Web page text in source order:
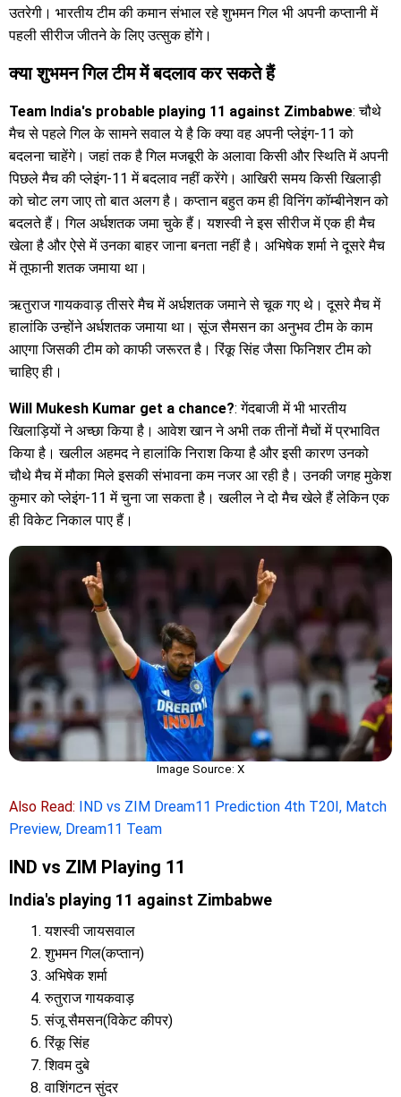
उतरेगी। भारतीय टीम की कमान संभाल रहे शुभमन गिल भी अपनी कप्तानी में
पहली सीरीज जीतने के लिए उत्सुक होंगे।
क्या शुभमन गिल टीम में बदलाव कर सकते हैं
Team India's probable playing 11 against Zimbabwe: चौथे
मैच से पहले गिल के सामने सवाल ये है कि क्या वह अपनी प्लेइंग-11 को
बदलना चाहेंगे। जहां तक है गिल मजबूरी के अलावा किसी और स्थिति में अपनी
पिछले मैच की प्लेइंग-11 में बदलाव नहीं करेंगे। आखिरी समय किसी खिलाड़ी
को चोट लग जाए तो बात अलग है। कप्तान बहुत कम ही विनिंग कॉम्बीनेशन को
बदलते हैं। गिल अर्धशतक जमा चुके हैं। यशस्वी ने इस सीरीज में एक ही मैच
खेला है और ऐसे में उनका बाहर जाना बनता नहीं है। अभिषेक शर्मा ने दूसरे मैच
में तूफानी शतक जमाया था।
ऋतुराज गायकवाड़ तीसरे मैच में अर्धशतक जमाने से चूक गए थे। दूसरे मैच में
हालांकि उन्होंने अर्धशतक जमाया था। सूंज सैमसन का अनुभव टीम के काम
आएगा जिसकी टीम को काफी जरूरत है। रिंकू सिंह जैसा फिनिशर टीम को
चाहिए ही।
Will Mukesh Kumar get a chance?: गेंदबाजी में भी भारतीय
खिलाड़ियों ने अच्छा किया है। आवेश खान ने अभी तक तीनों मैचों में प्रभावित
किया है। खलील अहमद ने हालांकि निराश किया है और इसी कारण उनको
चौथे मैच में मौका मिले इसकी संभावना कम नजर आ रही है। उनकी जगह मुकेश
कुमार को प्लेइंग-11 में चुना जा सकता है। खलील ने दो मैच खेले हैं लेकिन एक
ही विकेट निकाल पाए हैं।
Image Source: X
Also Read: IND vs ZIM Dream11 Prediction 4th T20I, Match
Preview, Dream11 Team
IND vs ZIM Playing 11
India's playing 11 against Zimbabwe
यशस्वी जायसवाल
शुभमन गिल(कप्तान)
अभिषेक शर्मा
रुतुराज गायकवाड़
संजू सैमसन(विकेट कीपर)
रिंकू सिंह
शिवम दुबे
वाशिंगटन सुंदर